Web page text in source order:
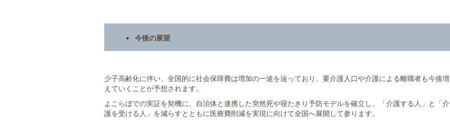
今後の展望
少子高齢化に伴い、全国的に社会保障費は増加の一途を辿っており、要介護人口や介護による離職者も今後増
えていくことが予想されます。
よこらぼでの実証を契機に、自治体と連携した突然死や寝たきり予防モデルを確立し、「介護する人」と「介
護を受ける人」を減らすとともに医療費削減を実現に向けて全国へ展開して参ります。